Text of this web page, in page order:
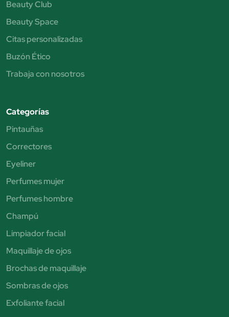
Beauty Club
Beauty Space
Citas personalizadas
Buzón Ético
Trabaja con nosotros
Categorías
Pintauñas
Correctores
Eyeliner
Perfumes mujer
Perfumes hombre
Champú
Limpiador facial
Maquillaje de ojos
Brochas de maquillaje
Sombras de ojos
Exfoliante facial